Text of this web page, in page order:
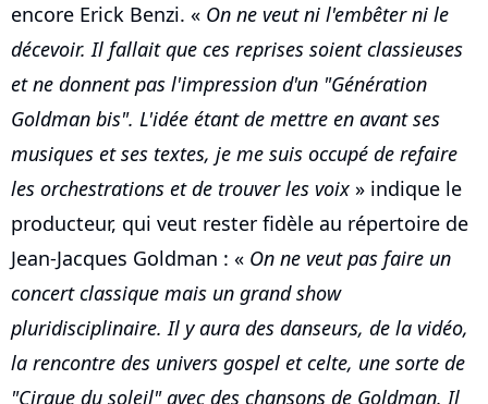
encore Erick Benzi. « On ne veut ni l'embêter ni le
décevoir. Il fallait que ces reprises soient classieuses
et ne donnent pas l'impression d'un "Génération
Goldman bis". L'idée étant de mettre en avant ses
musiques et ses textes, je me suis occupé de refaire
les orchestrations et de trouver les voix » indique le
producteur, qui veut rester fidèle au répertoire de
Jean-Jacques Goldman : « On ne veut pas faire un
concert classique mais un grand show
pluridisciplinaire. Il y aura des danseurs, de la vidéo,
la rencontre des univers gospel et celte, une sorte de
"Cirque du soleil" avec des chansons de Goldman. Il